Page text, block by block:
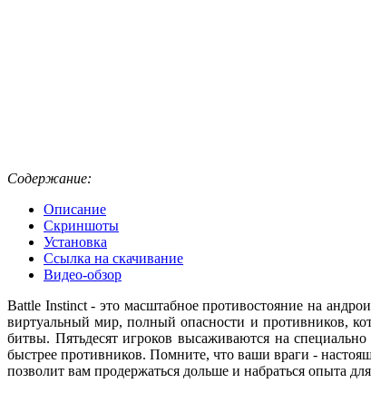
Содержание:
Описание
Скриншоты
Установка
Ссылка на скачивание
Видео-обзор
Battle Instinct - это масштабное противостояние на
виртуальный мир, полный опасности и противников,
битвы. Пятьдесят игроков высаживаются на
быстрее противников. Помните, что ваши враги -
позволит вам продержаться дольше и набраться опыта